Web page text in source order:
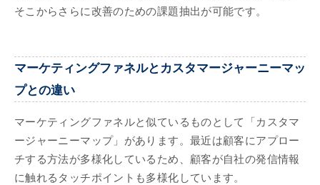
そこからさらに改善のための課題抽出が可能です。
マーケティングファネルとカスタマージャーニーマッ
プとの違い
マーケティングファネルと似ているものとして「カスタマ
ージャーニーマップ」があります。最近は顧客にアプロー
チする方法が多様化しているため、顧客が自社の発信情報
に触れるタッチポイントも多様化しています。